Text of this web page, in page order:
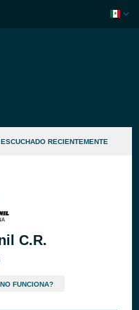
ESCUCHADO RECIENTEMENTE
C.R.
FUNCIONA?